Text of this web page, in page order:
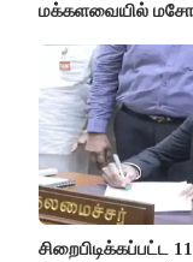
மக்களவையில்
சிறைபிடிக்கப்பட்ட